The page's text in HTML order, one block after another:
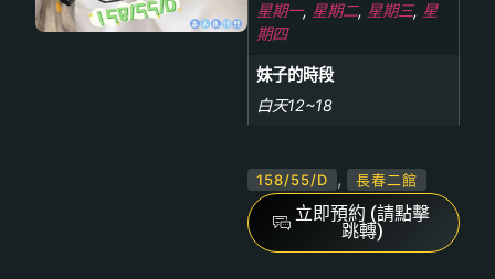
星期一, 星期二, 星期三, 星
期四
妹子的時段
白天12~18
158/55/D , 長春二館
立即預約 (請點擊
跳轉)